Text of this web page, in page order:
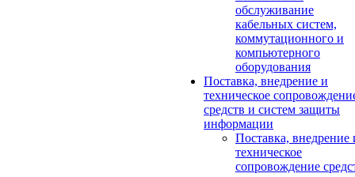
обслуживание
кабельных систем,
коммутационного и
компьютерного
оборудования
Поставка, внедрение и
техническое
средств и систем защиты
информации
Поставка, внедрение
техническое
сопровождение